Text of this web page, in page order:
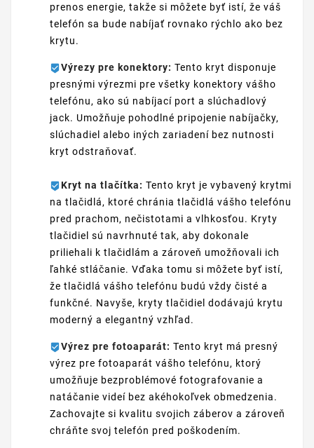
prenos energie, takže si môžete byť istí, že váš
telefón sa bude nabíjať rovnako rýchlo ako bez
krytu.
Výrezy pre konektory: Tento kryt disponuje
presnými výrezmi pre všetky konektory vášho
telefónu, ako sú nabíjací port a slúchadlový
jack. Umožňuje pohodlné pripojenie nabíjačky,
slúchadiel alebo iných zariadení bez nutnosti
kryt odstraňovať.
Kryt na tlačítka: Tento kryt je vybavený krytmi
na tlačidlá, ktoré chránia tlačidlá vášho telefónu
pred prachom, nečistotami a vlhkosťou. Kryty
tlačidiel sú navrhnuté tak, aby dokonale
priliehali k tlačidlám a zároveň umožňovali ich
ľahké stláčanie. Vďaka tomu si môžete byť istí,
že tlačidlá vášho telefónu budú vždy čisté a
funkčné. Navyše, kryty tlačidiel dodávajú krytu
moderný a elegantný vzhľad.
Výrez pre fotoaparát: Tento kryt má presný
výrez pre fotoaparát vášho telefónu, ktorý
umožňuje bezproblémové fotografovanie a
natáčanie videí bez akéhokoľvek obmedzenia.
Zachovajte si kvalitu svojich záberov a zároveň
chráňte svoj telefón pred poškodením.